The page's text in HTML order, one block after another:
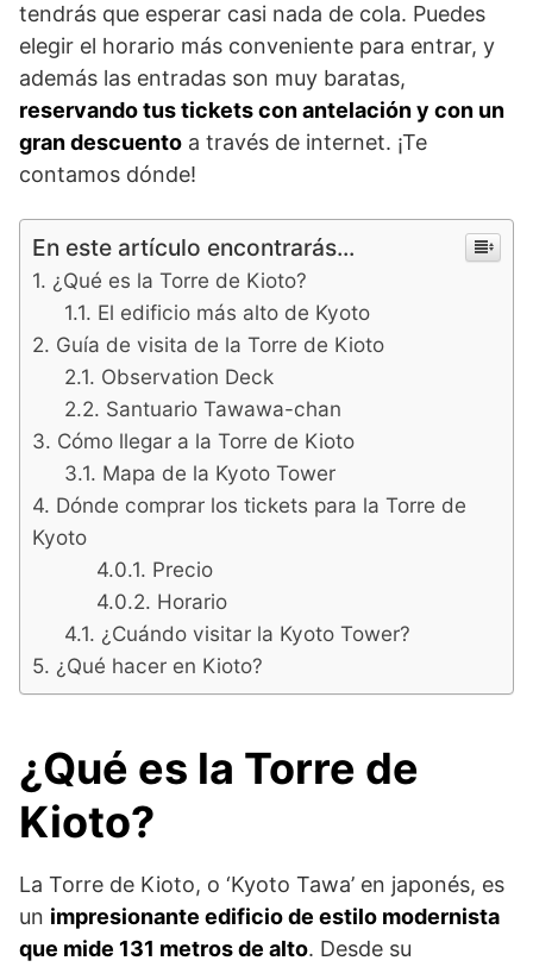
tendrás que esperar casi nada de cola. Puedes
elegir el horario más conveniente para entrar, y
además las entradas son muy baratas,
reservando tus tickets con antelación y con un
gran descuento a través de internet. ¡Te
contamos dónde!
En este artículo encontrarás...
¿Qué es la Torre de Kioto?
El edificio más alto de Kyoto
Guía de visita de la Torre de Kioto
Observation Deck
Santuario Tawawa-chan
Cómo llegar a la Torre de Kioto
Mapa de la Kyoto Tower
Dónde comprar los tickets para la Torre de
Kyoto
Precio
Horario
¿Cuándo visitar la Kyoto Tower?
¿Qué hacer en Kioto?
¿Qué es la Torre de
Kioto?
La Torre de Kioto, o ‘Kyoto Tawa’ en japonés, es
un impresionante edificio de estilo modernista
que mide 131 metros de alto. Desde su